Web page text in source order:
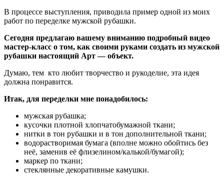
В процессе выступления, приводила пример одной из моих
работ по переделке мужской рубашки.
Сегодня предлагаю вашему вниманию подробный видео
мастер-класс о том, как своими руками создать из мужской
рубашки настоящий Арт — объект.
Думаю, тем кто любит творчество и рукоделие, эта идея
должна понравится.
Итак, для переделки мне понадобилось:
мужская рубашка;
кусочки плотной хлопчатобумажной ткани;
нитки в тон рубашки и в тон дополнительной ткани;
водорастворимая бумага (вполне можно обойтись без
неё, заменив её флизелином/калькой/бумагой);
маркер по ткани;
стеклянные декоративные камушки.